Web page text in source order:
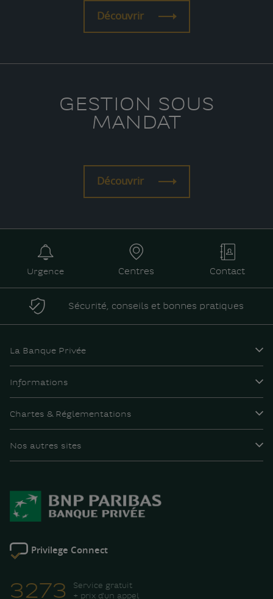
Découvrir
GESTION SOUS
MANDAT
Découvrir
Urgence Centres Contact
Sécurité, conseils et bonnes pratiques
La Banque Privée
Informations
Chartes & Réglementations
Nos autres sites
Privilege Connect
3273
Service gratuit
+ prix d'un appel